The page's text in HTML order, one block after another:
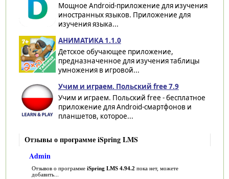
Мощное Android-приложение для изучения
иностранных языков. Приложение для
изучения языка...
АНИМАТИКА 1.1.0
Детское обучающее приложение,
предназначенное для изучения таблицы
умножения в игровой...
Учим и играем. Польский free 7.9
Учим и играем. Польский free - бесплатное
приложение для Android-смартфонов и
планшетов, которое...
Отзывы о программе iSpring LMS
Admin
Отзывов о программе iSpring LMS 4.94.2 пока нет, можете
добавить...